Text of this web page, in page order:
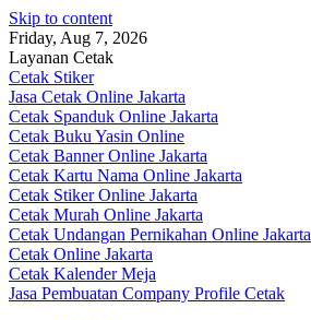
Skip to content
Friday, Aug 7, 2026
Layanan Cetak
Cetak Stiker
Jasa Cetak Online Jakarta
Cetak Spanduk Online Jakarta
Cetak Buku Yasin Online
Cetak Banner Online Jakarta
Cetak Kartu Nama Online Jakarta
Cetak Stiker Online Jakarta
Cetak Murah Online Jakarta
Cetak Undangan Pernikahan Online Jakarta
Cetak Online Jakarta
Cetak Kalender Meja
Jasa Pembuatan Company Profile Cetak